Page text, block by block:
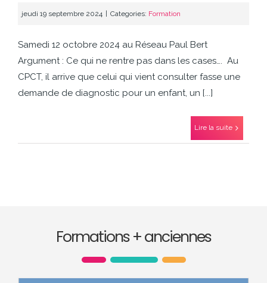
jeudi 19 septembre 2024 Categories: Formation
Samedi 12 octobre 2024 au Réseau Paul Bert
Argument : Ce qui ne rentre pas dans les cases…. Au
CPCT, il arrive que celui qui vient consulter fasse une
demande de diagnostic pour un enfant, un [...]
Lire la suite
Formations + anciennes